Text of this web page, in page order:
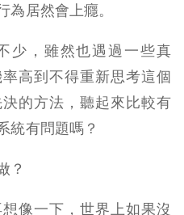
為居然會上癮。
少，雖然也遇過一些真
高到不得重新思考這個
的方法，聽起來比較有
統有問題嗎？
？
像一下，世界上如果沒